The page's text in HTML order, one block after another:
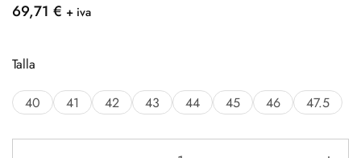
69,71 € + iva
Talla
40 41 42 43 44 45 46 47.5